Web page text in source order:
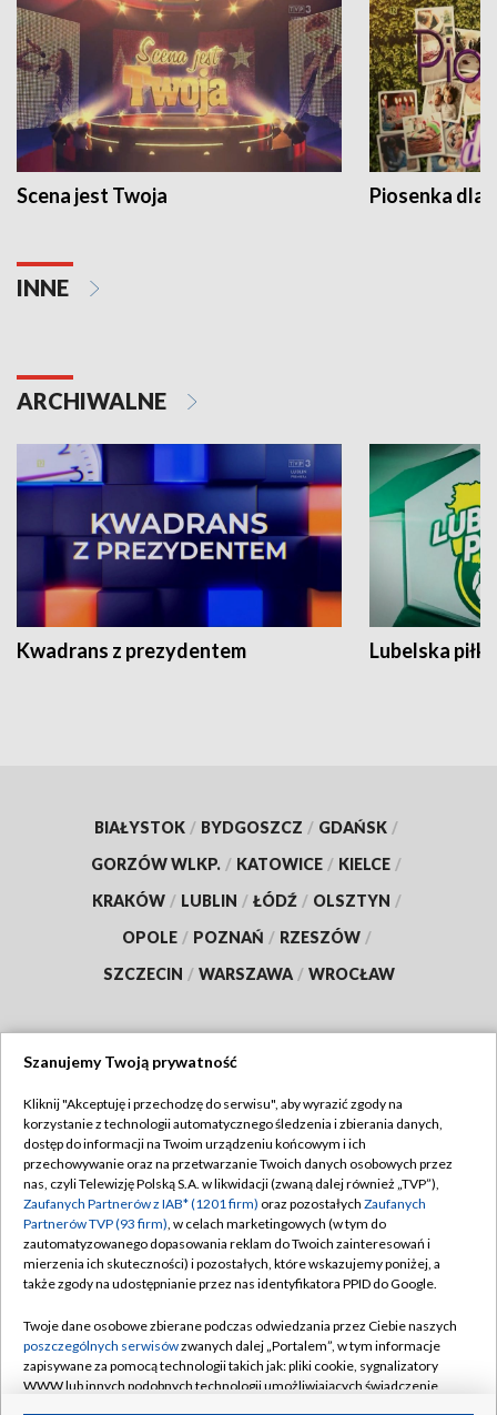
Scena jest Twoja Piosenka dla
INNE
ARCHIWALNE
Kwadrans z prezydentem Lubelska piłka
BIAŁYSTOK / BYDGOSZCZ / GDAŃSK /
GORZÓW WLKP. / KATOWICE / KIELCE /
KRAKÓW / LUBLIN / ŁÓDŹ / OLSZTYN /
OPOLE / POZNAŃ / RZESZÓW /
SZCZECIN / WARSZAWA / WROCŁAW
TVP
Abonament TVP
Emisja w TVP
Centrum informacji TVP
Naziemna Telewizja Cyfrowa
Rada Programowa
System NOS
Regulamin TVP
Polityka prywatności
Moje zgody
Pomoc
Kontakt
Szanujemy Twoją prywatność
Kliknij "Akceptuję i przechodzę do serwisu", aby wyrazić zgody na
korzystanie z technologii automatycznego śledzenia i zbierania danych,
dostęp do informacji na Twoim urządzeniu końcowym i ich
przechowywanie oraz na przetwarzanie Twoich danych osobowych przez
nas, czyli Telewizję Polską S.A. w likwidacji (zwaną dalej również „TVP”),
Zaufanych Partnerów z IAB* (1201 firm) oraz pozostałych Zaufanych
Partnerów TVP (93 firm), w celach marketingowych (w tym do
zautomatyzowanego dopasowania reklam do Twoich zainteresowań i
mierzenia ich skuteczności) i pozostałych, które wskazujemy poniżej, a
także zgody na udostępnianie przez nas identyfikatora PPID do Google.
Twoje dane osobowe zbierane podczas odwiedzania przez Ciebie naszych
poszczególnych serwisówzwanych dalej „Portalem”, w tym informacje
zapisywane za pomocą technologii takich jak: pliki cookie, sygnalizatory
WWW lub innych podobnych technologii umożliwiających świadczenie